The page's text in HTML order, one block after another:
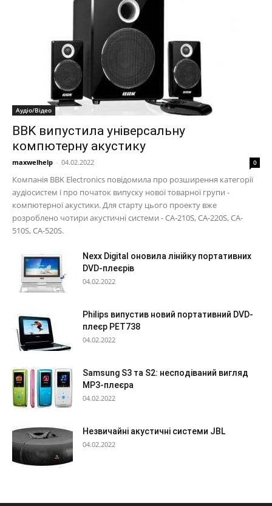
Аудіо/Відео
BBK випустила універсальну
компютерну акустику
maxwelhelp - 04.02.2022 0
Компанія BBK Electronics повідомила про розширення категорії
аудіосистем і про початок випуску нової товарної групи -
компютерної акустики. Для старту цього проекту вже
розроблено чотири акустичні системи - CA-210S, CA-220S, CA-
510S, CA-520S.
Nexx Digital оновила лінійку портативних
DVD-плеєрів
04.02.2022
Philips випустив новий портативний DVD-
плеєр PET738
04.02.2022
Samsung S3 та S2: несподіваний вигляд
МР3-плеєра
04.02.2022
Незвичайні акустичні системи JBL
04.02.2022